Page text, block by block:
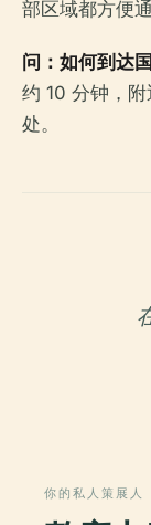
部区域都方便
问：如何到达
约 10 分钟，
处。
你的私人策展人